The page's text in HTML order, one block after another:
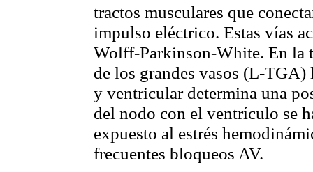
tractos musculares que
impulso eléctrico. Estas vías
Wolff-Parkinson-White. En la
de los grandes vasos (L-
y ventricular determina una
del nodo con el ventrículo se
expuesto al estrés
frecuentes bloqueos AV.